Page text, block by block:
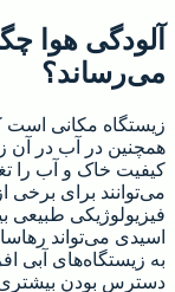
آلودگی هوا
می‌رساند؟
زیستگاه مکانی است
همچنین در آب در آن
کیفیت خاک و آب را
می‌توانند برای برخی
فیزیولوژیکی طبیعی
اسیدی می‌تواند
به زیستگاه‌های آبی
دسترس بودن بیشتری